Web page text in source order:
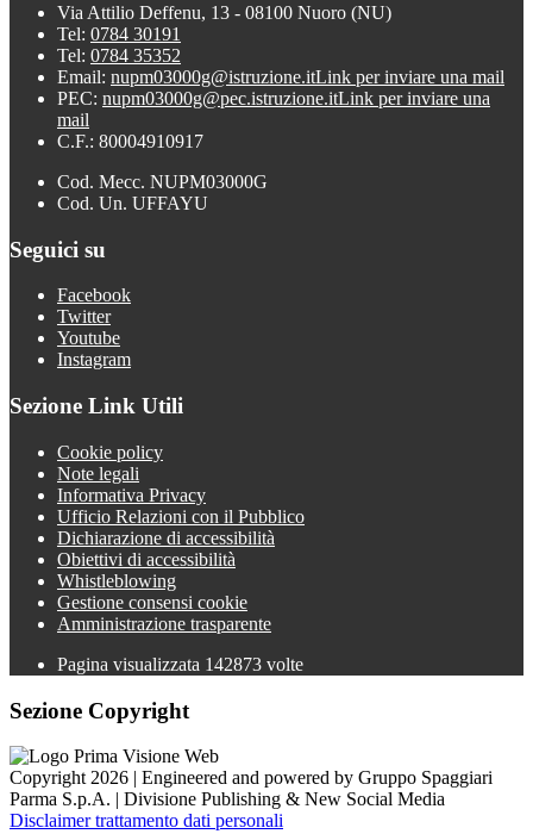
Via Attilio Deffenu, 13 - 08100 Nuoro (NU)
Tel: 0784 30191
Tel: 0784 35352
Email: nupm03000g@istruzione.itLink per inviare una mail
PEC: nupm03000g@pec.istruzione.itLink per inviare una
mail
C.F.: 80004910917
Cod. Mecc. NUPM03000G
Cod. Un. UFFAYU
Seguici su
Facebook
Twitter
Youtube
Instagram
Sezione Link Utili
Cookie policy
Note legali
Informativa Privacy
Ufficio Relazioni con il Pubblico
Dichiarazione di accessibilità
Obiettivi di accessibilità
Whistleblowing
Gestione consensi cookie
Amministrazione trasparente
Pagina visualizzata 142873 volte
Sezione Copyright
Copyright 2026 | Engineered and powered by Gruppo Spaggiari
Parma S.p.A. | Divisione Publishing & New Social Media
Disclaimer trattamento dati personali